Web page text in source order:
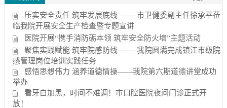
压实安全责任 筑牢发展底线 —— 市卫健委副主任徐承平莅
临我院开展安全生产检查暨专题宣讲
医院开展“携手消防砺本领 筑牢安全防火墙”主题活动
聚焦实践赋能 筑牢院感防线 —— 我院圆满完成镇江市级院
感管理岗位培训实践任务
感悟思想伟力 涵养道德情操——我院第六期道德讲堂成功
举办
看牙白加黑，时间不难调！市口腔医院夜间门诊正式开
放！